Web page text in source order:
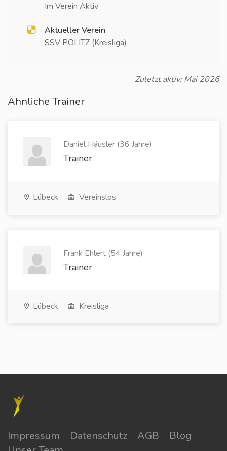
Im Verein Aktiv
Aktueller Verein
SSV PÖLITZ (Kreisliga)
Zuletzt aktiv: Mai 2026
Ähnliche Trainer
Daniel Häusler (36 Jahre)
Trainer
Lübeck Vereinslos
Frank Ehlert (54 Jahre)
Trainer
Lübeck Kreisliga
Impressum Datenschutz AGB
Blog